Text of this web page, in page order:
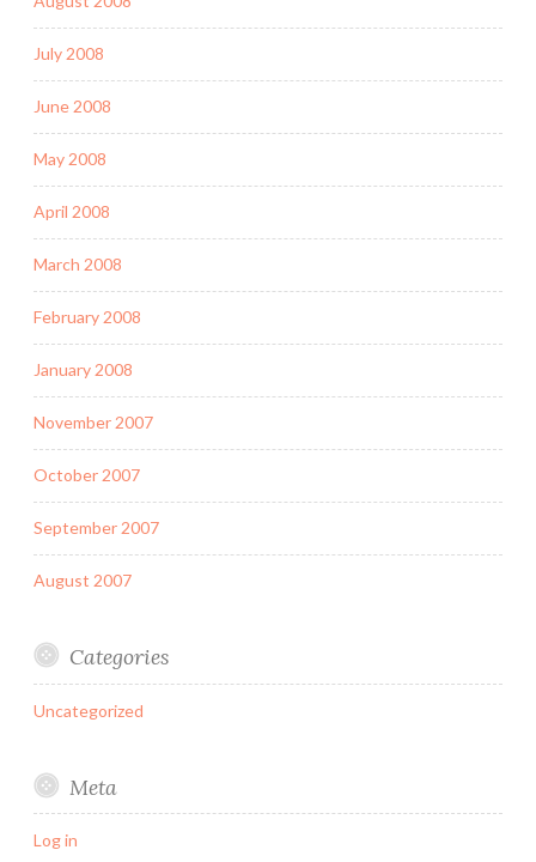
July 2008
June 2008
May 2008
April 2008
March 2008
February 2008
January 2008
November 2007
October 2007
September 2007
August 2007
Categories
Uncategorized
Meta
Log in